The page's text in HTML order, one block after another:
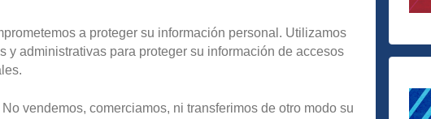
a proteger su información personal. Utilizamos
y administrativas para proteger su información de accesos
No vendemos, comerciamos, ni transferimos de otro modo su